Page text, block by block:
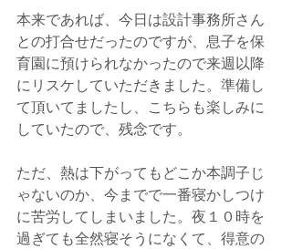
本来であれば、今日は設計事務所さん
との打合せだったのですが、息子を保
育園に預けられなかったので来週以降
にリスケしていただきました。準備し
て頂いてましたし、こちらも楽しみに
していたので、残念です。
ただ、熱は下がってもどこか本調子じ
ゃないのか、今までで一番寝かしつけ
に苦労してしまいました。夜１０時を
過ぎても全然寝そうになくて、得意の